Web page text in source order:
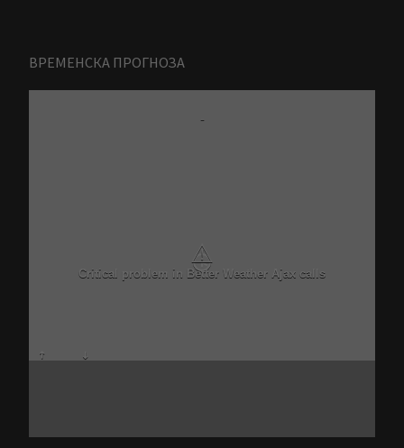
ВРЕМЕНСКА ПРОГНОЗА
-
⚠
Critical problem in Better Weather Ajax calls